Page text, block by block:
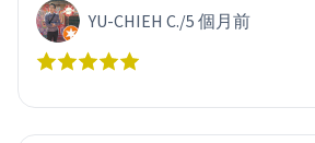
YU-CHIEH C./5 個月前